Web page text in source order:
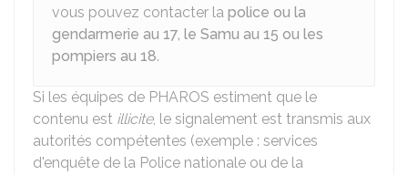
vous pouvez contacter la police ou la
gendarmerie au 17, le Samu au 15 ou les
pompiers au 18.
Si les équipes de PHAROS estiment que le
contenu est illicite, le signalement est transmis aux
autorités compétentes (exemple : services
d'enquête de la Police nationale ou de la